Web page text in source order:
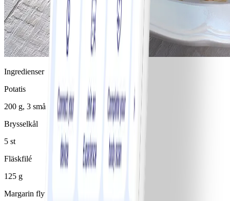
Ingredienser
Potatis
200 g, 3 små
Brysselkål
5 st
Fläskfilé
125 g
Margarin flytande 80%